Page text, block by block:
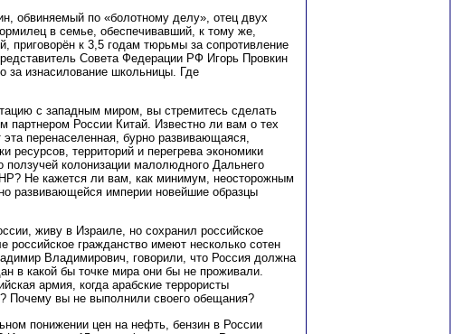
обвиняемый по «болотному делу», отец двух
в семье, обеспечивавший, к тому же,
приговорён к 3,5 годам тюрьмы за сопротивление
Совета Федерации РФ Игорь Провкин
за изнасилование школьницы. Где
с западным миром, вы стремитесь сделать
партнером России Китай. Известно ли вам о тех
эта перенаселенная, бурно развивающаяся,
ресурсов, территорий и перегрева экономики
ползучей колонизации малолюдного Дальнего
Не кажется ли вам, как минимум, неосторожным
развивающейся империи новейшие образцы
живу в Израиле, но сохранил российское
российское гражданство имеют несколько сотен
Владимирович, говорили, что Россия должна
в какой бы точке мира они бы не проживали.
армия, когда арабские террористы
Почему вы не выполнили своего обещания?
понижении цен на нефть, бензин в России